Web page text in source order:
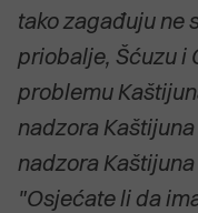
tako zagađuju ne
priobalje, Šćuzu i
problemu
nadzora
nadzora
"Osjećate li da